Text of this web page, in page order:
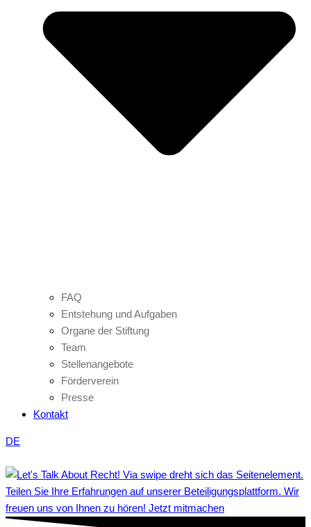
FAQ
Entstehung und Aufgaben
Organe der Stiftung
Team
Stellenangebote
Förderverein
Presse
Kontakt
DE
Teilen Sie Ihre Erfahrungen auf unserer Beteiligungsplattform. Wir
freuen uns von Ihnen zu hören! Jetzt mitmachen